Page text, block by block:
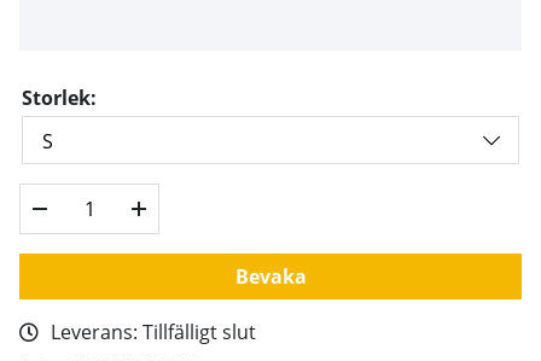
Storlek:
Bevaka
Leverans: Tillfälligt slut